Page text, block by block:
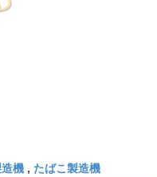
機 , たばこ製造機